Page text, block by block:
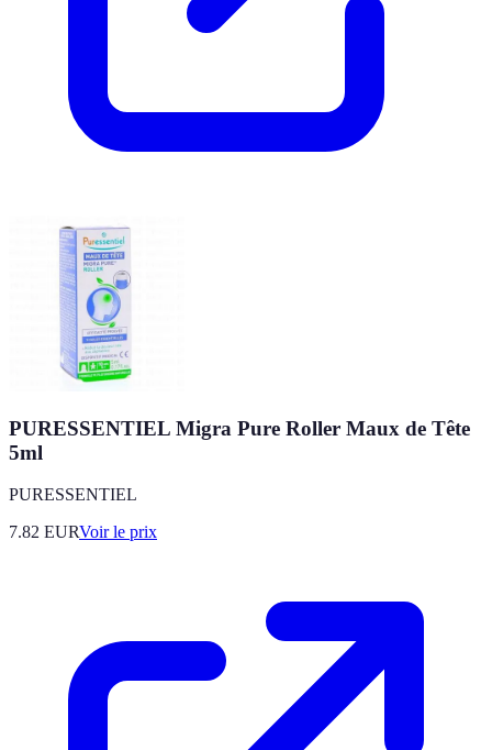
PURESSENTIEL Migra Pure Roller Maux de Tête
5ml
PURESSENTIEL
7.82 EURVoir le prix